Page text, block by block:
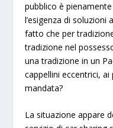
pubblico è
l’esigenza di
fatto che per
tradizione nel
una tradizione in un
cappellini eccentrici,
mandata?
La situazione appare